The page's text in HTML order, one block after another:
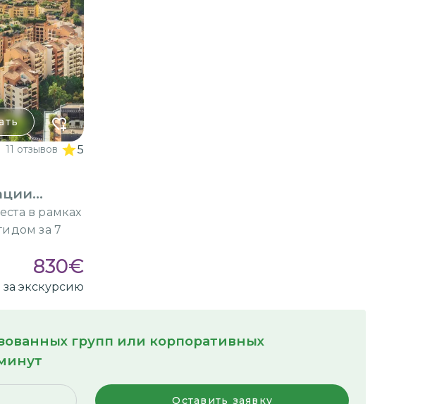
11 отзывов 5
в рамках
за 7
830€
за экскурсию
групп или корпоративных
Оставить заявку